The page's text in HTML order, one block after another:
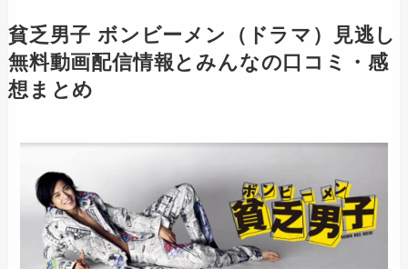
貧乏男子 ボンビーメン
（ドラマ）見逃し
無料動画配信情報とみんなの口コミ・感
想まとめ